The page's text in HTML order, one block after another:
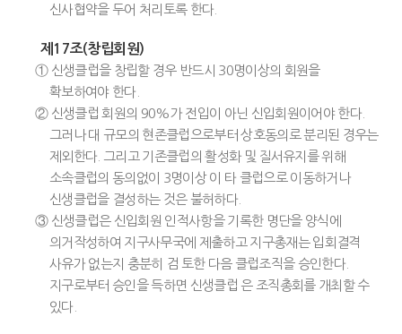
신사협약을 두어 처리토록 한다.
제17조(창립회원)
① 신생클럽을 창립할 경우 반드시 30명이상의 회원을
확보하여야 한다.
② 신생클럽 회원의 90%가 전입이 아닌 신입회원이어야 한다.
그러나 대 규모의 현존클럽으로부터 상호동의로 분리된 경우는
제외한다. 그리고 기존클럽의 활성화 및 질서유지를 위해
소속클럽의 동의없이 3명이상 이 타 클럽으로 이동하거나
신생클럽을 결성하는 것은 불허하다.
③ 신생클럽은 신입회원 인적사항을 기록한 명단을 양식에
의거작성하여 지구사무국에 제출하고 지구총재는 입회결격
사유가 없는지 충분히 검 토한 다음 클럽조직을 승인한다.
지구로부터 승인을 득하면 신생클럽 은 조직총회를 개최할 수
있다.